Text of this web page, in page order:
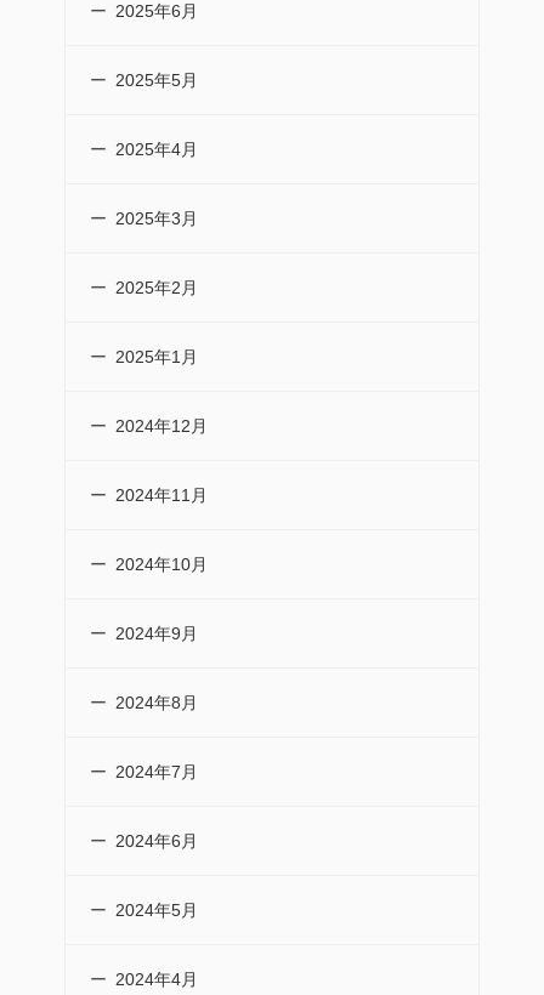
2025年6月
2025年5月
2025年4月
2025年3月
2025年2月
2025年1月
2024年12月
2024年11月
2024年10月
2024年9月
2024年8月
2024年7月
2024年6月
2024年5月
2024年4月